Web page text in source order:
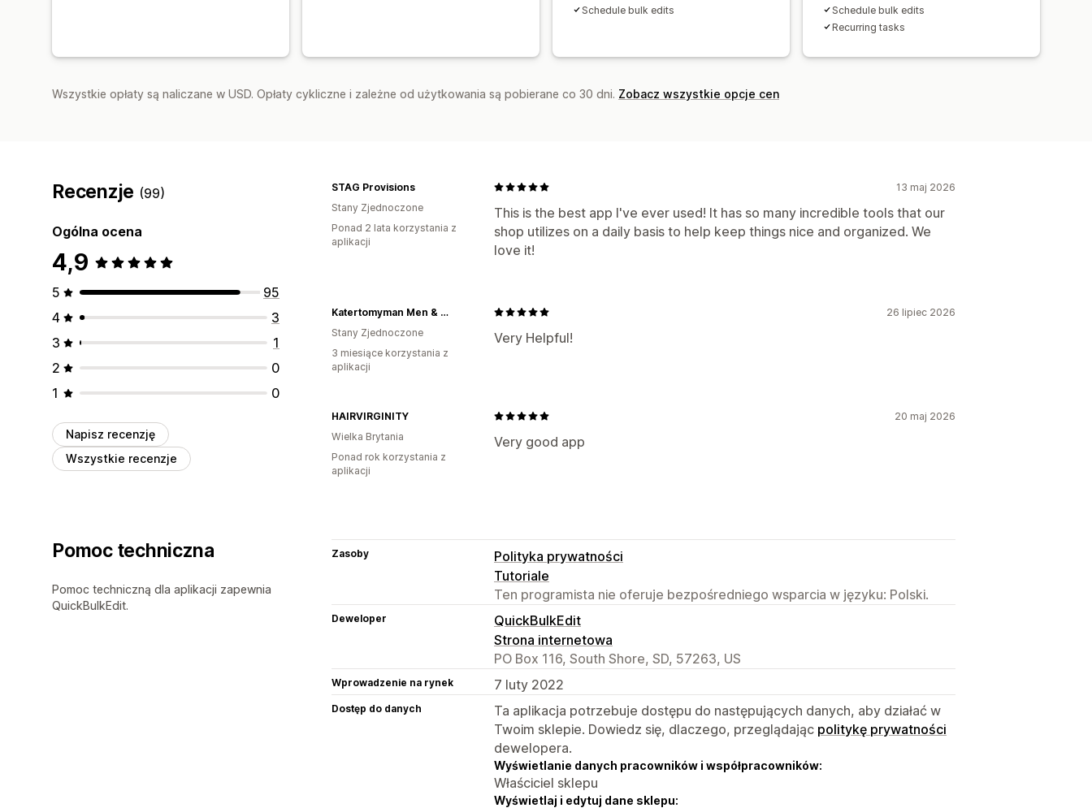
Schedule bulk edits
Schedule bulk edits
Recurring tasks
Wszystkie opłaty są naliczane w USD. Opłaty cykliczne i zależne od użytkowania są pobierane co 30 dni. Zobacz wszystkie opcje cen
Recenzje (99)
Ogólna ocena
4,9
5
95
4
3
3
1
2
0
1
0
Napisz recenzję
Wszystkie recenzje
13 maj 2026
This is the best app I've ever used! It has so many incredible tools that our
shop utilizes on a daily basis to help keep things nice and organized. We
love it!
STAG Provisions
Stany Zjednoczone
Ponad 2 lata korzystania z
aplikacji
26 lipiec 2026
Very Helpful!
Katertomyman Men & Women Shop
Stany Zjednoczone
3 miesiące korzystania z
aplikacji
20 maj 2026
Very good app
HAIRVIRGINITY
Wielka Brytania
Ponad rok korzystania z
aplikacji
Pomoc techniczna
Pomoc techniczną dla aplikacji zapewnia
QuickBulkEdit.
Zasoby
Polityka prywatności
Tutoriale
Ten programista nie oferuje bezpośredniego wsparcia w języku: Polski.
Deweloper
QuickBulkEdit
Strona internetowa
PO Box 116, South Shore, SD, 57263, US
Wprowadzenie na rynek 7 luty 2022
Dostęp do danych
Ta aplikacja potrzebuje dostępu do następujących danych, aby działać w
Twoim sklepie. Dowiedz się, dlaczego, przeglądając politykę prywatności
dewelopera.
Wyświetlanie danych pracowników i współpracowników:
Właściciel sklepu
Wyświetlaj i edytuj dane sklepu: